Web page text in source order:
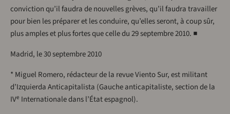
conviction qu’il faudra de nouvelles grèves, qu’il faudra travailler
pour bien les préparer et les conduire, qu’elles seront, à coup sûr,
plus amples et plus fortes que celle du 29 septembre 2010. ■
Madrid, le 30 septembre 2010
* Miguel Romero, rédacteur de la revue Viento Sur, est militant
d’Izquierda Anticapitalista (Gauche anticapitaliste, section de la
IVe Internationale dans l’État espagnol).